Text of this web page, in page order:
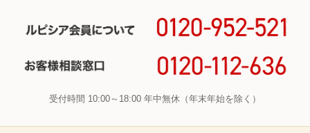
受付時間 10:00～18:00 年中無休（年末年始を除く）